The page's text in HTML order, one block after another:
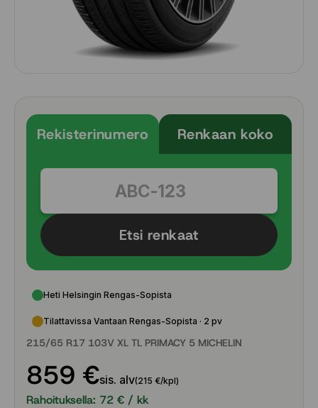
Rekisterinumero Renkaan koko
Etsi renkaat
Heti Helsingin Rengas-Sopista
Tilattavissa Vantaan Rengas-Sopista · 2 pv
215/65 R17 103V XL TL PRIMACY 5 MICHELIN
859 €sis. alv(215 €/kpl)
Rahoituksella: 72 € / kk